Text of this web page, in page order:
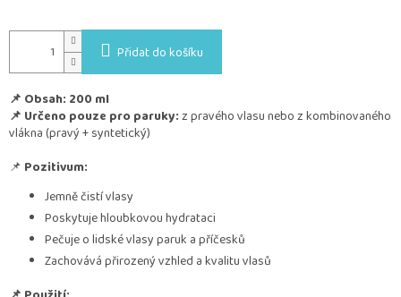
Přidat do košíku
📌 Obsah: 200 ml
📌 Určeno pouze pro paruky:z pravého vlasu nebo z kombinovaného
vlákna (pravý + syntetický)
📌 Pozitivum:
Jemně čistí vlasy
Poskytuje hloubkovou hydrataci
Pečuje o lidské vlasy paruk a příčesků
Zachovává přirozený vzhled a kvalitu vlasů